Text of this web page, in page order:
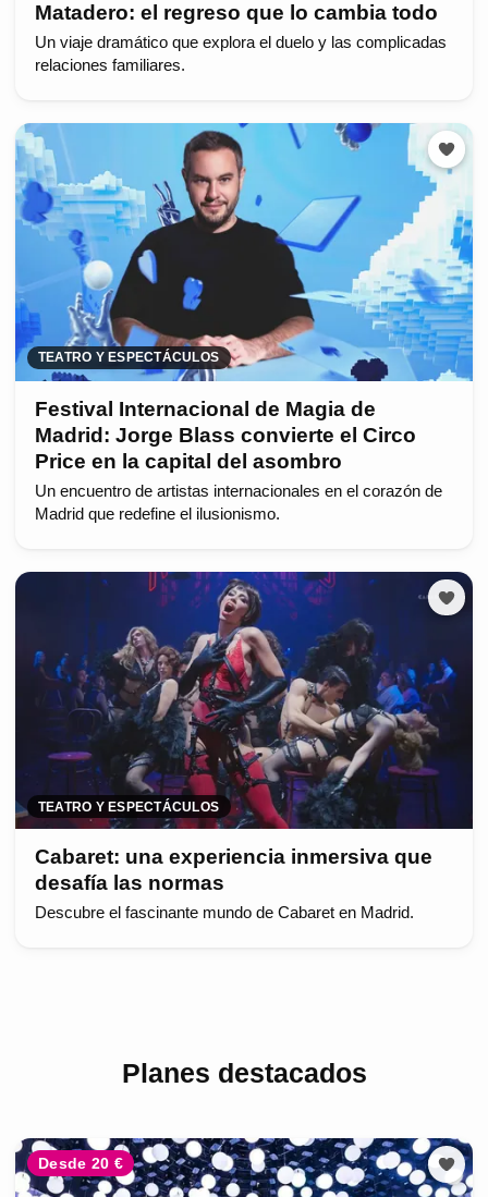
Matadero: el regreso que lo cambia todo
Un viaje dramático que explora el duelo y las complicadas
relaciones familiares.
TEATRO Y ESPECTÁCULOS
Festival Internacional de Magia de
Madrid: Jorge Blass convierte el Circo
Price en la capital del asombro
Un encuentro de artistas internacionales en el corazón de
Madrid que redefine el ilusionismo.
TEATRO Y ESPECTÁCULOS
Cabaret: una experiencia inmersiva que
desafía las normas
Descubre el fascinante mundo de Cabaret en Madrid.
Planes destacados
Desde 20 €